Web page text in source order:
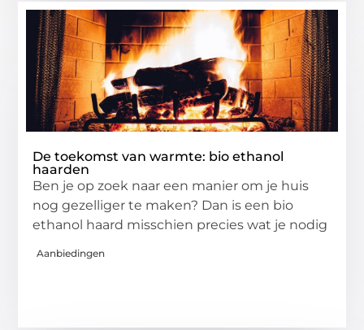
De toekomst van warmte: bio ethanol
haarden
Ben je op zoek naar een manier om je huis
nog gezelliger te maken? Dan is een bio
ethanol haard misschien precies wat je nodig
Aanbiedingen